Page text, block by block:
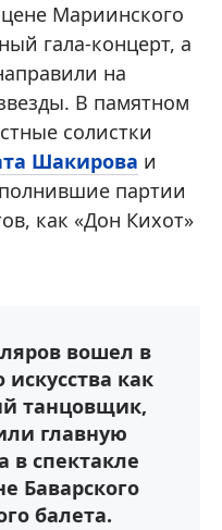
Мариинского
гала-концерт, а
на
В памятном
солистки
Шакирова и
партии
как «Дон Кихот»
вошел в
как
танцовщик,
главную
в спектакле
Баварского
балета.